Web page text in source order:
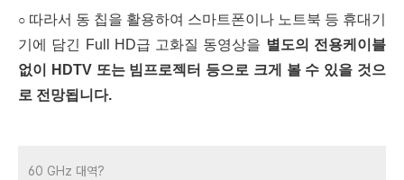
○ 따라서 동 칩을 활용하여 스마트폰이나 노트북 등 휴대기
기에 담긴 Full HD급 고화질 동영상을 별도의 전용케이블
없이 HDTV 또는 빔프로젝터 등으로 크게 볼 수 있을 것으
로 전망됩니다.
60 GHz 대역?